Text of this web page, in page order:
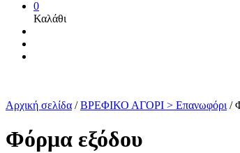
0
Καλάθι
Αρχική σελίδα / ΒΡΕΦΙΚΟ ΑΓΟΡΙ > Επανωφόρι /
Φόρμα εξόδου